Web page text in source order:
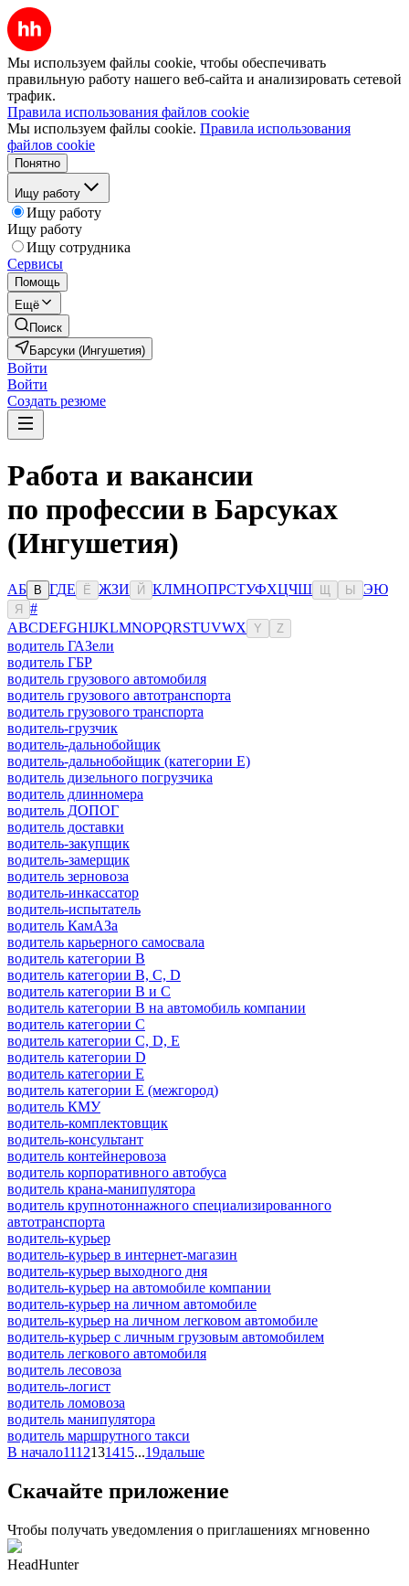
Мы используем файлы cookie, чтобы обеспечивать
правильную работу нашего веб-сайта и анализировать сетевой
трафик.
Правила использования файлов cookie
Мы используем файлы cookie. Правила использования
файлов cookie
Понятно
Ищу работу
Ищу работу
Ищу работу
Ищу сотрудника
Сервисы
Помощь
Ещё
Поиск
Барсуки (Ингушетия)
Войти
Войти
Создать резюме
Работа и вакансии
по профессии в Барсуках
(Ингушетия)
АБ В ГДЕ Ё ЖЗИ Й КЛМНОПРСТУФХЦЧШ Ы ЭЮ
Я
#
ABCDEFGHIJKLMNOPQRSTUVWX Y Z
водитель ГАЗели
водитель ГБР
водитель грузового автомобиля
водитель грузового автотранспорта
водитель грузового транспорта
водитель-грузчик
водитель-дальнобойщик
водитель-дальнобойщик (категории Е)
водитель дизельного погрузчика
водитель длинномера
водитель ДОПОГ
водитель доставки
водитель-закупщик
водитель-замерщик
водитель зерновоза
водитель-инкассатор
водитель-испытатель
водитель КамАЗа
водитель карьерного самосвала
водитель категории B
водитель категории B, C, D
водитель категории B и C
водитель категории B на автомобиль компании
водитель категории C
водитель категории C, D, E
водитель категории D
водитель категории E
водитель категории E (межгород)
водитель КМУ
водитель-комплектовщик
водитель-консультант
водитель контейнеровоза
водитель корпоративного автобуса
водитель крана-манипулятора
водитель крупнотоннажного специализированного
автотранспорта
водитель-курьер
водитель-курьер в интернет-магазин
водитель-курьер выходного дня
водитель-курьер на автомобиле компании
водитель-курьер на личном автомобиле
водитель-курьер на личном легковом автомобиле
водитель-курьер с личным грузовым автомобилем
водитель легкового автомобиля
водитель лесовоза
водитель-логист
водитель ломовоза
водитель манипулятора
водитель маршрутного такси
В начало1112131415...19дальше
Скачайте приложение
Чтобы получать уведомления о приглашениях мгновенно
HeadHunter